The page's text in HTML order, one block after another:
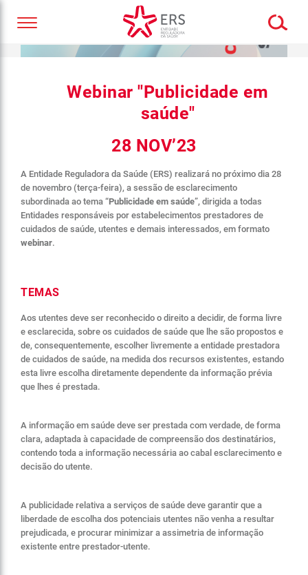
Webinar "Publicidade em
saúde"
28 NOV’23
A Entidade Reguladora da Saúde (ERS) realizará no próximo dia 28
de novembro (terça-feira), a sessão de esclarecimento
subordinada ao tema “Publicidade em saúde”, dirigida a todas
Entidades responsáveis por estabelecimentos prestadores de
cuidados de saúde, utentes e demais interessados, em formato
webinar.
TEMAS
Aos utentes deve ser reconhecido o direito a decidir, de forma livre
e esclarecida, sobre os cuidados de saúde que lhe são propostos e
de, consequentemente, escolher livremente a entidade prestadora
de cuidados de saúde, na medida dos recursos existentes, estando
esta livre escolha diretamente dependente da informação prévia
que lhes é prestada.
A informação em saúde deve ser prestada com verdade, de forma
clara, adaptada à capacidade de compreensão dos destinatários,
contendo toda a informação necessária ao cabal esclarecimento e
decisão do utente.
A publicidade relativa a serviços de saúde deve garantir que a
liberdade de escolha dos potenciais utentes não venha a resultar
prejudicada, e procurar minimizar a assimetria de informação
existente entre prestador-utente.